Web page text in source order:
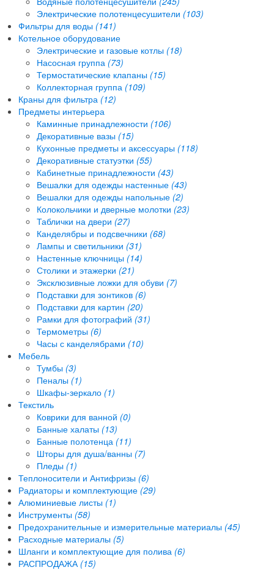
Электрические полотенцесушители (103)
Фильтры для воды (141)
Котельное оборудование
Электрические и газовые котлы (18)
Насосная группа (73)
Термостатические клапаны (15)
Коллекторная группа (109)
Краны для фильтра (12)
Предметы интерьера
Каминные принадлежности (106)
Декоративные вазы (15)
Кухонные предметы и аксессуары (118)
Декоративные статуэтки (55)
Кабинетные принадлежности (43)
Вешалки для одежды настенные (43)
Вешалки для одежды напольные (2)
Колокольчики и дверные молотки (23)
Таблички на двери (27)
Канделябры и подсвечники (68)
Лампы и светильники (31)
Настенные ключницы (14)
Столики и этажерки (21)
Эксклюзивные ложки для обуви (7)
Подставки для зонтиков (6)
Подставки для картин (20)
Рамки для фотографий (31)
Термометры (6)
Часы с канделябрами (10)
Мебель
Тумбы (3)
Пеналы (1)
Шкафы-зеркало (1)
Текстиль
Коврики для ванной (0)
Банные халаты (13)
Банные полотенца (11)
Шторы для душа/ванны (7)
Пледы (1)
Теплоносители и Антифризы (6)
Радиаторы и комплектующие (29)
Алюминиевые листы (1)
Инструменты (58)
Предохранительные и измерительные материалы (45)
Расходные материалы (5)
Шланги и комплектующие для полива (6)
РАСПРОДАЖА (15)